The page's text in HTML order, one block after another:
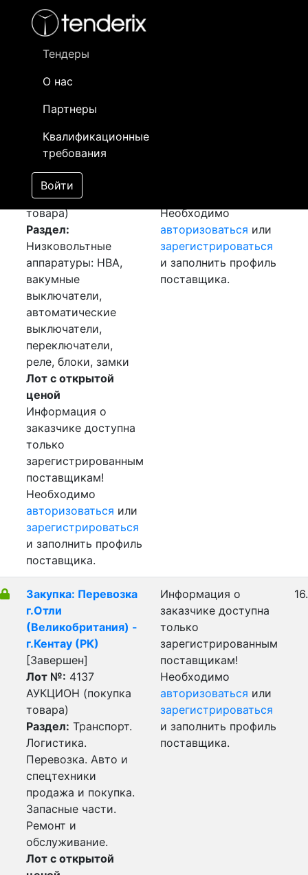
Тендеры
О нас
Партнеры
Квалификационные
требования
Войти
- активный лот
- сохраненный лот (не опубликован)
Закупка: Вакуумный
выключатель
[Завершен]
Лот №:4138
АУКЦИОН (покупка
товара)
Раздел:
Низковольтные
аппаратуры: НВА,
вакумные
выключатели,
автоматические
выключатели,
переключатели,
реле, блоки, замки
Лот с открытой
ценой
Информация о
заказчике доступна
только
зарегистрированным
поставщикам!
Необходимо
авторизоваться или
зарегистрироваться
и заполнить профиль
поставщика.
Необходимо
авторизоваться или
зарегистрироваться
и заполнить профиль
поставщика.
Закупка: Перевозка
г.Отли
(Великобритания) -
г.Кентау (РК)
[Завершен]
Лот №: 4137
АУКЦИОН (покупка
товара)
Раздел: Транспорт.
Логистика.
Перевозка. Авто и
спецтехники
продажа и покупка.
Запасные части.
Ремонт и
обслуживание.
Лот с открытой
Информация о
заказчике доступна
только
зарегистрированным
поставщикам!
Необходимо
авторизоваться или
зарегистрироваться
и заполнить профиль
поставщика.